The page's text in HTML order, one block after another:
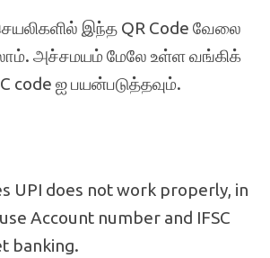
செயலிகளில் இந்த QR Code வேலை
அச்சமயம் மேலே உள்ள வங்கிக்
code ஐ பயன்படுத்தவும்.
UPI does not work properly, in
Account number and IFSC
banking.